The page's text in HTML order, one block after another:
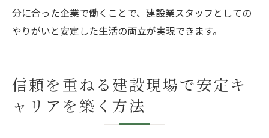
分に合った企業で働くことで、建設業スタッフとしての
やりがいと安定した生活の両立が実現できます。
信頼を重ねる建設現場で安定キ
ャリアを築く方法